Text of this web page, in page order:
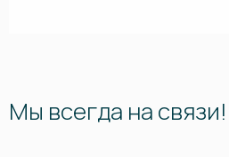
Мы всегда на связи!